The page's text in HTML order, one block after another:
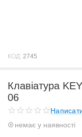
КОД: 2745
Клавіатура
06
немає у наявності